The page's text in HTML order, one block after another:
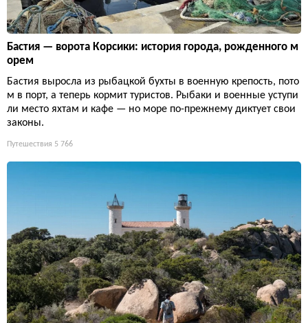
Бастия — ворота Корсики: история города, рожденного м
орем
Бастия выросла из рыбацкой бухты в военную крепость, пото
м в порт, а теперь кормит туристов. Рыбаки и военные уступи
ли место яхтам и кафе — но море по-прежнему диктует свои
законы.
Путешествия 5 766